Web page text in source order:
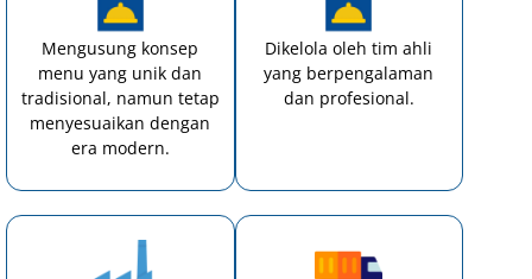
Mengusung konsep
menu yang unik dan
tradisional, namun tetap
menyesuaikandengan
era modern.
Dikelola oleh tim ahli
yang berpengalaman
dan profesional.